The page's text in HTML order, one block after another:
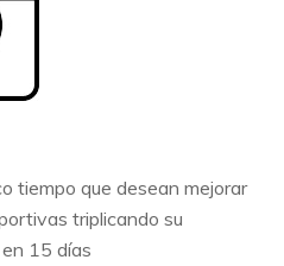
tiempo que desean mejorar
triplicando su
15 días